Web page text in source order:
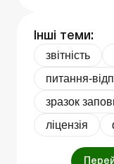
Інші теми:
звітність
питання-
зразок
ліцензія